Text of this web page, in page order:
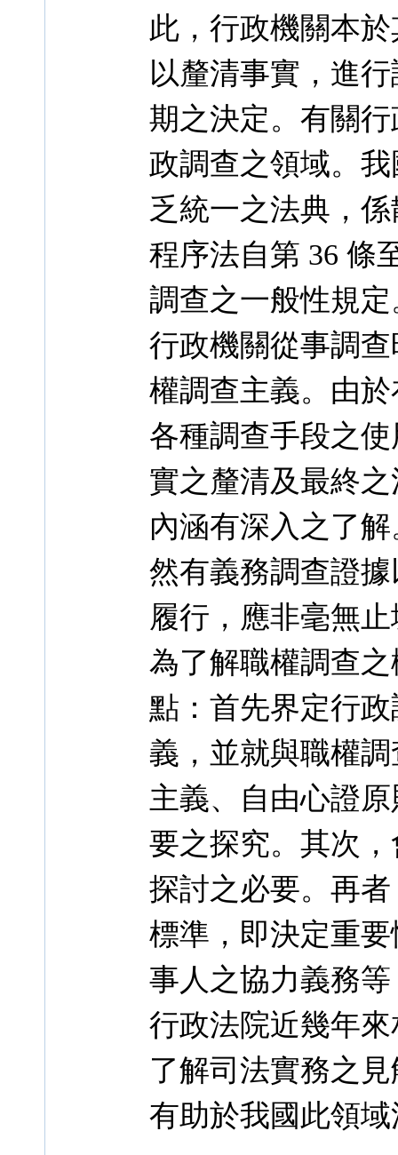
此，行政機關本
以釐清事實，進
期之決定。有關
政調查之領域。
乏統一之法典，
程序法自第 36 條
調查之一般性規定
行政機關從事調
權調查主義。由
各種調查手段之
實之釐清及最終
內涵有深入之了
然有義務調查證
履行，應非毫無
為了解職權調查
點：首先界定行
義，並就與職權
主義、自由心證
要之探究。其次
探討之必要。再
標準，即決定重
事人之協力義務
行政法院近幾年
了解司法實務之
有助於我國此領